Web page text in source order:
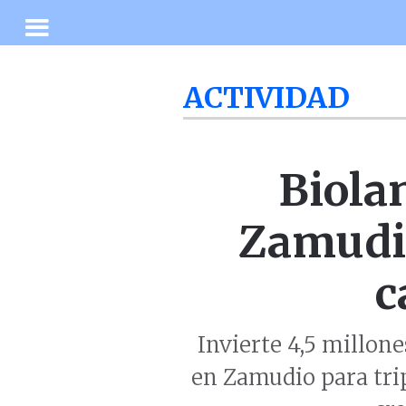
ACTIVIDAD
Invierte 4,5
en Zamudio para